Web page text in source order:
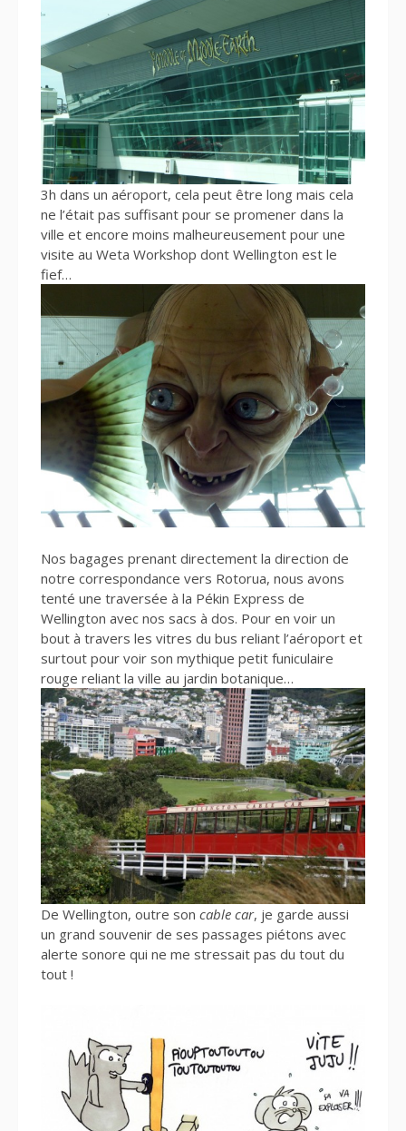
3h dans un aéroport, cela peut être long mais cela
ne l’était pas suffisant pour se promener dans la
ville et encore moins malheureusement pour une
visite au Weta Workshop dont Wellington est le
fief…
Nos bagages prenant directement la direction de
notre correspondance vers Rotorua, nous avons
tenté une traversée à la Pékin Express de
Wellington avec nos sacs à dos. Pour en voir un
bout à travers les vitres du bus reliant l’aéroport et
surtout pour voir son mythique petit funiculaire
rouge reliant la ville au jardin botanique…
De Wellington, outre son cable car, je garde aussi
un grand souvenir de ses passages piétons avec
alerte sonore qui ne me stressait pas du tout du
tout !